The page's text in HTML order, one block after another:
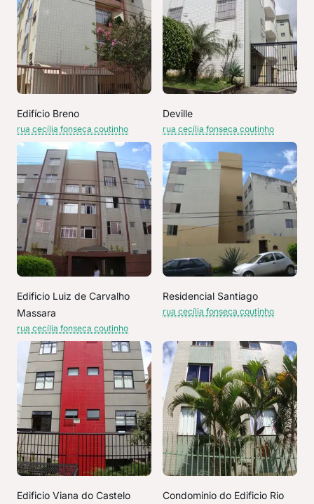
Edifício Breno
rua cecília fonseca coutinho
Deville
rua cecília fonseca coutinho
Edificio Luiz de Carvalho
Massara
rua cecília fonseca coutinho
Residencial Santiago
rua cecília fonseca coutinho
Edificio Viana do Castelo
Condominio do Edificio Rio